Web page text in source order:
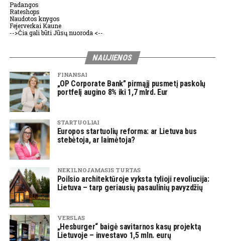
Padangos
Rateshops
Naudotos knygos
Fejerverkai Kaune
-->Čia gali būti Jūsų nuoroda <--
NAUJIENOS
FINANSAI
„OP Corporate Bank” pirmąjį pusmetį paskolų
portfelį augino 8% iki 1,7 mlrd. Eur
STARTUOLIAI
Europos startuolių reforma: ar Lietuva bus
stebėtoja, ar laimėtoja?
NEKILNOJAMASIS TURTAS
Poilsio architektūroje vyksta tylioji revoliucija:
Lietuva – tarp geriausių pasaulinių pavyzdžių
VERSLAS
„Hesburger“ baigė savitarnos kasų projektą
Lietuvoje – investavo 1,5 mln. eurų